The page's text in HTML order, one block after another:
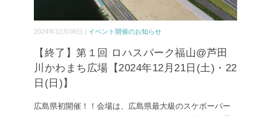
2024年10月08日 | イベント開催のお知らせ
【終了】第１回 ロハスパーク福山@芦田
川かわまち広場【2024年12月21日(土)・22
日(日)】
広島県初開催！！会場は、広島県最大級のスケボーパー